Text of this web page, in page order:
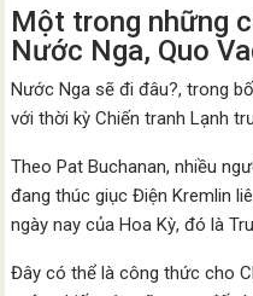
Một trong những
Nước Nga, Quo
Nước Nga sẽ đi đâu?, trong
với thời kỳ Chiến tranh Lạnh
Theo Pat Buchanan, nhiều
đang thúc giục Điện Kremlin
ngày nay của Hoa Kỳ, đó là
Đây có thể là công thức cho